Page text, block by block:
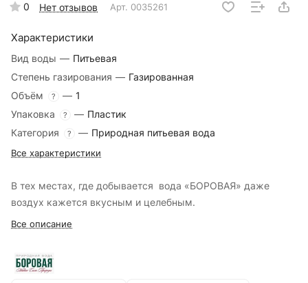
0 Нет отзывов Арт. 0035261
Характеристики
Вид воды — Питьевая
Степень газирования — Газированная
Объём
? — 1
Упаковка
? — Пластик
Категория
? — Природная питьевая вода
Все характеристики
В тех местах, где добывается вода «БОРОВАЯ» даже
воздух кажется вкусным и целебным.
Все описание